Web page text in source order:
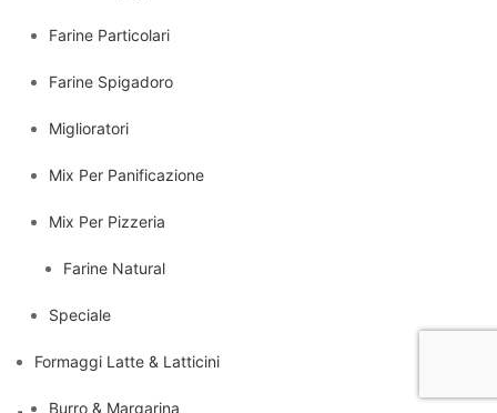
Farine Particolari
Farine Spigadoro
Miglioratori
Mix Per Panificazione
Mix Per Pizzeria
Farine Natural
Speciale
Formaggi Latte & Latticini
Burro & Margarina